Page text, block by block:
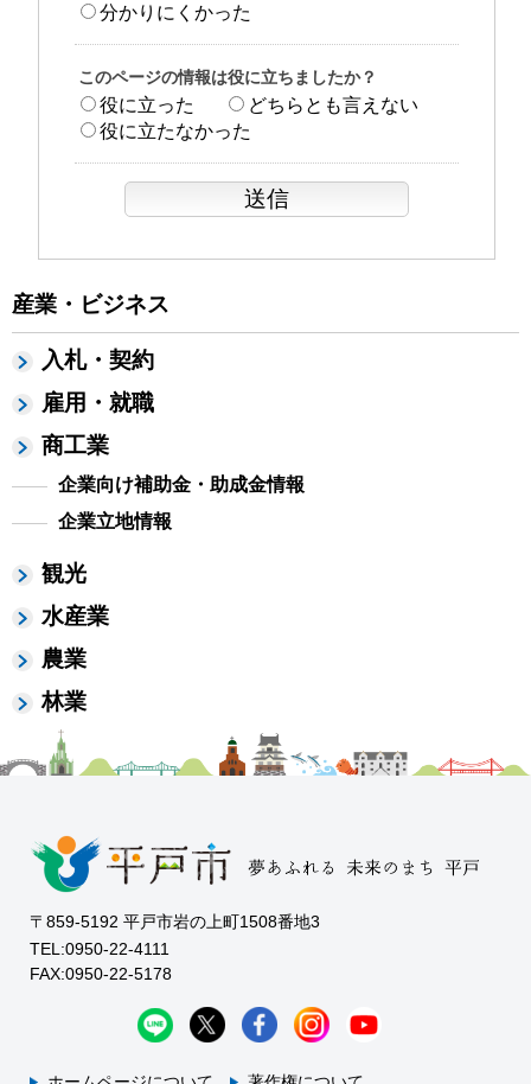
産業・ビジネス
入札・契約
雇用・就職
商工業
企業向け補助金・助成金情報
企業立地情報
観光
水産業
農業
林業
分かりにくかった
このページの情報は役に立ちましたか？
役に立った
どちらとも言えない
役に立たなかった
〒859-5192 平戸市岩の上町1508番地3
TEL:0950-22-4111
FAX:0950-22-5178